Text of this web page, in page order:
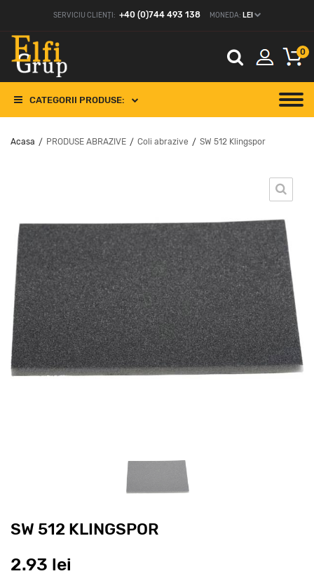
SERVICIU CLIENȚI: +40 (0)744 493 138 MONEDA: LEI
0
CATEGORII PRODUSE:
Acasa / PRODUSE ABRAZIVE / Coli abrazive / SW 512 Klingspor
SW 512 KLINGSPOR
2.93 lei